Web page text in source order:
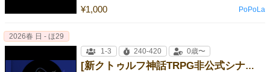
¥1,000 PoPoLa
[新クトゥルフ神話TRPG非公式シナリオ『星間に惑う』]
2026春 日 - ほ29
1-3
240-420 0歳〜